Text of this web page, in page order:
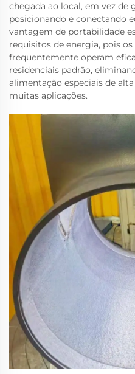
chegada ao local, em vez de
posicionando e conectando
vantagem de portabilidade
requisitos de energia, pois
frequentemente operam
residenciais padrão,
alimentação especiais de
muitas aplicações.